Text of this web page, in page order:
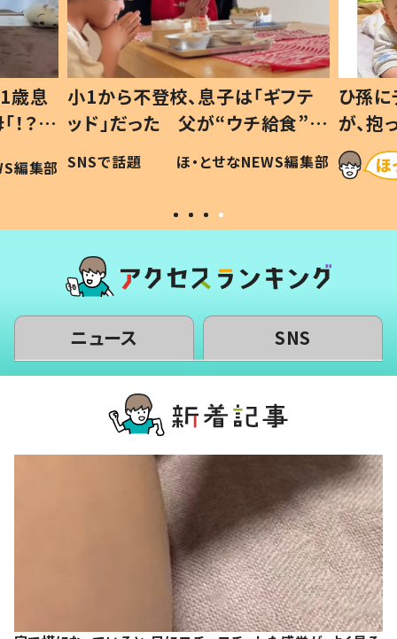
歳息
？」
編集部
小1から不登校、息子は「ギフテ
ッド」だった 父が“ウチ給食”を
作り続ける理由とは #令和の親
#令和の子
SNSで話題 ほ・とせなNEWS編集部
ひ孫
が、
「涙が
い」
ニュース SNS